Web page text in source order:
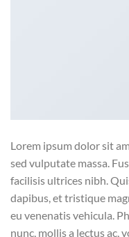
Lorem ipsum dolor sit
sed vulputate massa.
facilisis ultrices nibh.
dapibus, et tristique
eu venenatis vehicula.
nunc, mollis a lectus ac,